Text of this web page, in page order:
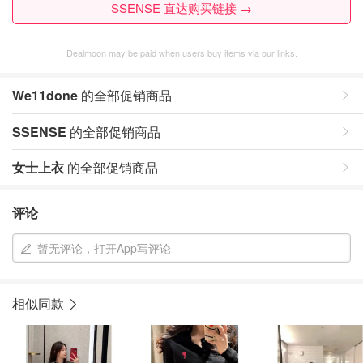
SSENSE 直达购买链接 →
Dealmoon may be paid when users buy items via our links.
We11done 的全部促销商品
SSENSE 的全部促销商品
女士上衣 的全部促销商品
评论
暂无评论，打开App写评论
相似同款